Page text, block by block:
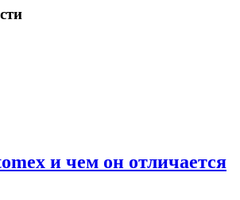
и чем он отличается